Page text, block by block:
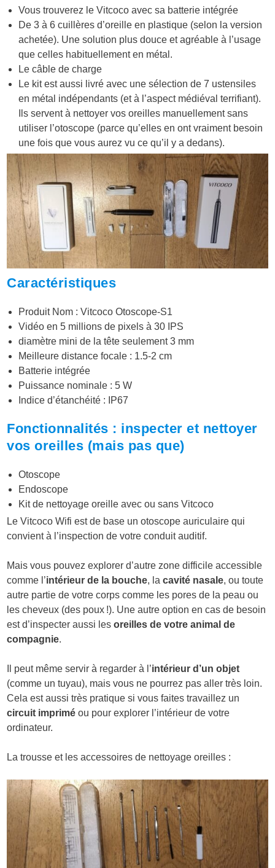
Vous trouverez le Vitcoco avec sa batterie intégrée
De 3 à 6 cuillères d’oreille en plastique (selon la version
achetée). Une solution plus douce et agréable à l’usage
que celles habituellement en métal.
Le câble de charge
Le kit est aussi livré avec une sélection de 7 ustensiles
en métal indépendants (et à l’aspect médiéval terrifiant).
Ils servent à nettoyer vos oreilles manuellement sans
utiliser l’otoscope (parce qu’elles en ont vraiment besoin
une fois que vous aurez vu ce qu’il y a dedans).
Caractéristiques
Produit Nom : Vitcoco Otoscope-S1
Vidéo en 5 millions de pixels à 30 IPS
diamètre mini de la tête seulement 3 mm
Meilleure distance focale : 1.5-2 cm
Batterie intégrée
Puissance nominale : 5 W
Indice d’étanchéité : IP67
Fonctionnalités : inspecter et nettoyer
vos oreilles (mais pas que)
Otoscope
Endoscope
Kit de nettoyage oreille avec ou sans Vitcoco
Le Vitcoco Wifi est de base un otoscope auriculaire qui
convient à l’inspection de votre conduit auditif.
Mais vous pouvez explorer d’autre zone difficile accessible
comme l’intérieur de la bouche, lacavité nasale, ou toute
autre partie de votre corps comme les pores de la peau ou
les cheveux (des poux !). Une autre option en cas de besoin
est d’inspecter aussi lesoreilles de votre animal de
compagnie.
Il peut même servir à regarder à l’intérieur d’un objet
(comme un tuyau), mais vous ne pourrez pas aller très loin.
Cela est aussi très pratique si vous faites travaillez un
circuit imprimé ou pour explorer l’intérieur de votre
ordinateur.
La trousse et les accessoires de nettoyage oreilles :